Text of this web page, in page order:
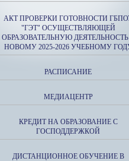
АКТ ПРОВЕРКИ ГОТОВНОСТИ
"ГЭТ" ОСУЩЕСТВЛЯЮЩЕЙ
ОБРАЗОВАТЕЛЬНУЮ ДЕЯТЕЛЬНОСТЬ
НОВОМУ 2025-2026 УЧЕБНОМУ
РАСПИСАНИЕ
МЕДИАЦЕНТР
КРЕДИТ НА ОБРАЗОВАНИЕ С
ГОСПОДДЕРЖКОЙ
ДИСТАНЦИОННОЕ ОБУЧЕНИЕ В